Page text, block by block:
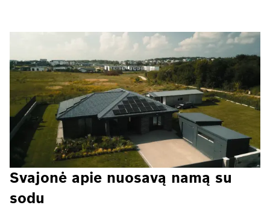
Svajonė apie nuosavą namą su
sodu